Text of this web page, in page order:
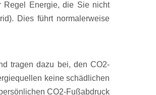
Regel Energie, die Sie nicht
Dies führt normalerweise
tragen dazu bei, den CO2-
keine schädlichen
CO2-Fußabdruck